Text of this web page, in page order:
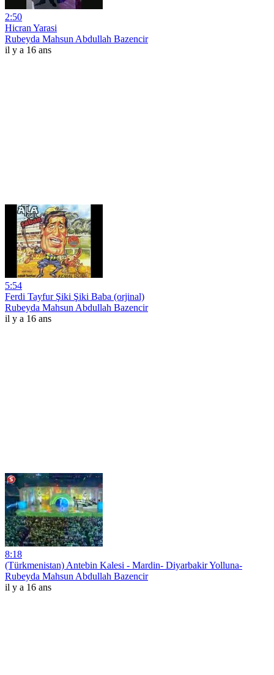
2:50
Hicran Yarasi
Rubeyda Mahsun Abdullah Bazencir
il y a 16 ans
5:54
Ferdi Tayfur Şiki Şiki Baba (orjinal)
Rubeyda Mahsun Abdullah Bazencir
il y a 16 ans
8:18
(Türkmenistan) Antebin Kalesi - Mardin- Diyarbakir Yolluna-
Rubeyda Mahsun Abdullah Bazencir
il y a 16 ans